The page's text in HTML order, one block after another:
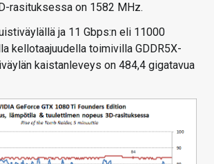
rasituksessa on 1582 MHz.
ja 11 Gbps:n eli 11000
kellotaajuudella toimivilla GDDR5X-
kaistanleveys on 484,4 gigatavua